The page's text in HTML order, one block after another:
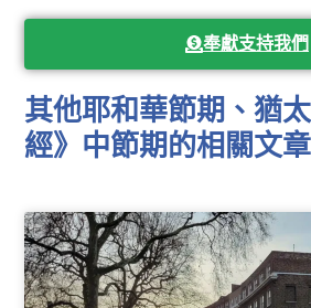
奉獻支持我們
其他耶和華節期、猶
經》中節期的相關文章